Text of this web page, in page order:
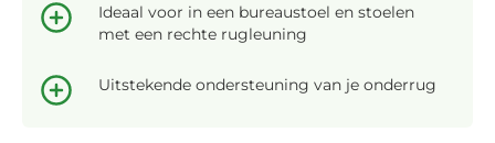
Ideaal voor in een bureaustoel en stoelen
met een rechte rugleuning
Uitstekende ondersteuning van je onderrug